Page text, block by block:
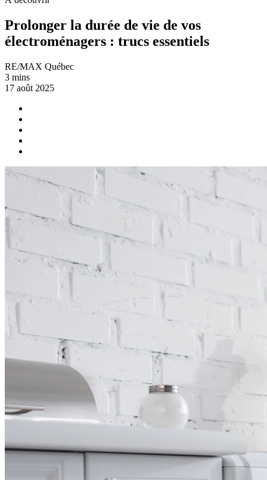
Prolonger la durée de vie de vos
électroménagers : trucs essentiels
RE/MAX Québec
3 mins
17 août 2025